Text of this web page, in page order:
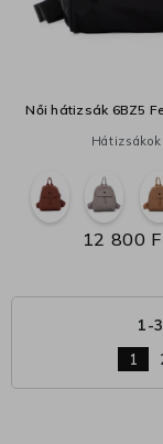
Női hátizsák 6BZ5
Hátizsákok
12 800
1-
1